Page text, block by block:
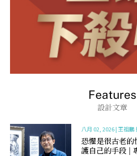
畢業展贊助 Q＆A
八月 02, 2026| 王祖鵬
恐懼是很古老的
護自己的手段 |
Features
設計文章